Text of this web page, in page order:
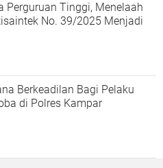
Perguruan Tinggi, Menelaah
No. 39/2025 Menjadi
Berkeadilan Bagi Pelaku
di Polres Kampar